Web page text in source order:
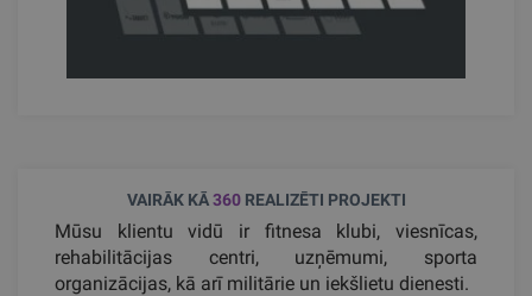
VAIRĀK KĀ360 REALIZĒTI PROJEKTI
Mūsu klientu vidū ir fitnesa klubi, viesnīcas,
rehabilitācijas centri, uzņēmumi, sporta
organizācijas, kā arī militārie un iekšlietu dienesti.